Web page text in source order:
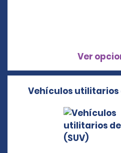
Ver
Vehículos utilitarios